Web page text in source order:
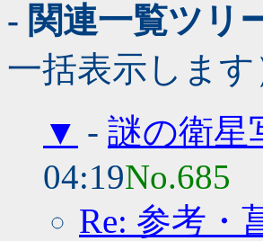
- 関連一覧ツリ
一括表示します
▼ - 謎の衛星
04:19No.685
Re: 参考・